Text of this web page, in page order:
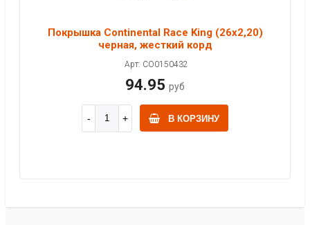
Покрышка Continental Race King (26x2,20)
черная, жесткий корд
Арт: CO0150432
94.95 руб
В КОРЗИНУ